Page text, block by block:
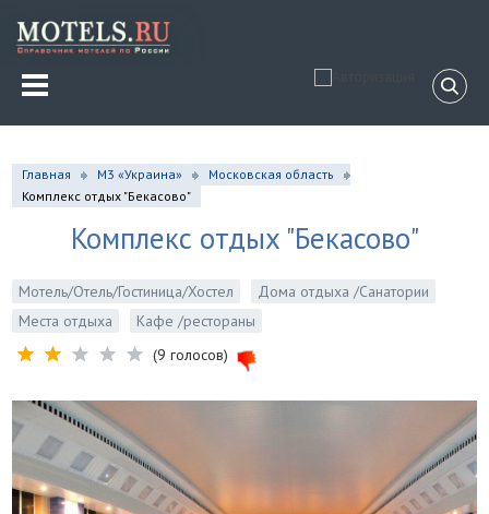
Главная М3 «Украина»
Московская область
Комплекс отдых "Бекасово"
Комплекс отдых "Бекасово"
Мотель/Отель/Гостиница/Хостел
Дома отдыха /Санатории
Места отдыха
Кафе /рестораны
(9 голосов)